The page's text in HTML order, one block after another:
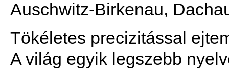
Auschwitz-Birkenau,
Tökéletes precizitással
A világ egyik legszebb